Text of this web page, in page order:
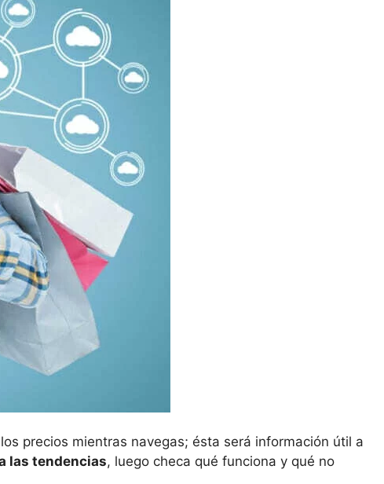
precios mientras navegas; ésta será información útil a
las tendencias, luego checa qué funciona y qué no